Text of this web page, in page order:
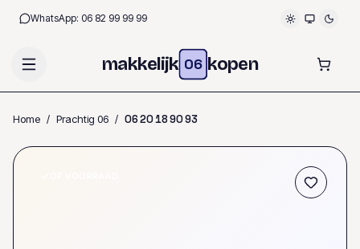
WhatsApp: 06 82 99 99 99
makkelijk 06 kopen
Home / Prachtig 06 / 0620189093